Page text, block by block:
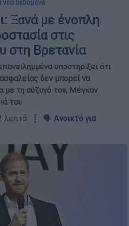
νέα δεδομένα
Ξανά με ένοπλη
στις
στη Βρετανία
υποστηρίξει ότι
δεν μπορεί να
με τη σύζυγό του, Μέγκαν
του
2 λεπτά ┋ 🗣️ Ανοικτό για